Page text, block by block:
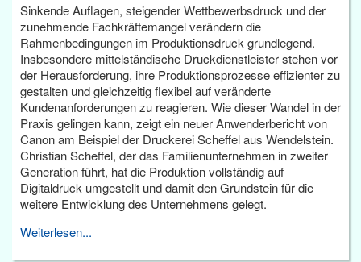
Sinkende Auflagen, steigender Wettbewerbsdruck und der
zunehmende Fachkräftemangel verändern die
Rahmenbedingungen im Produktionsdruck grundlegend.
Insbesondere mittelständische Druckdienstleister stehen vor
der Herausforderung, ihre Produktionsprozesse effizienter zu
gestalten und gleichzeitig flexibel auf veränderte
Kundenanforderungen zu reagieren. Wie dieser Wandel in der
Praxis gelingen kann, zeigt ein neuer Anwenderbericht von
Canon am Beispiel der Druckerei Scheffel aus Wendelstein.
Christian Scheffel, der das Familienunternehmen in zweiter
Generation führt, hat die Produktion vollständig auf
Digitaldruck umgestellt und damit den Grundstein für die
weitere Entwicklung des Unternehmens gelegt.
Weiterlesen...